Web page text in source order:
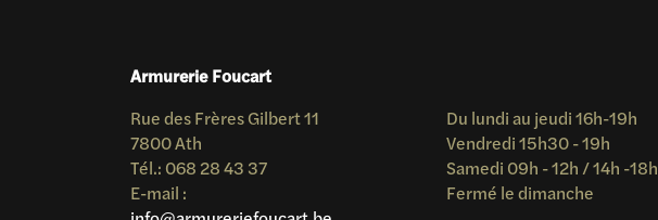
Armurerie Foucart
Rue des Frères Gilbert 11
7800 Ath
Tél.: 068 28 43 37
E-mail :
Du lundi au jeudi 16h-19h
Vendredi 15h30 - 19h
Samedi 09h - 12h / 14h -18h
Fermé le dimanche